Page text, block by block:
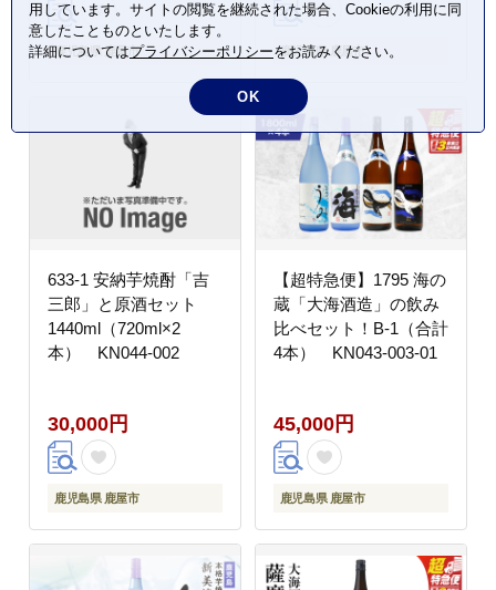
鹿児島県 鹿屋市 鹿児島県 鹿屋市
633-1 安納芋焼酎「吉
三郎」と原酒セット
1440ml（720ml×2
本） KN044-002
30,000円
鹿児島県 鹿屋市
【超特急便】1795 海の
蔵「大海酒造」の飲み
比べセット！B-1（合計
4本） KN043-003-01
45,000円
鹿児島県 鹿屋市
用しています。サイトの閲覧を継続された場合、Cookieの利用に同
意したことものといたします。
詳細についてはプライバシーポリシーをお読みください。
OK